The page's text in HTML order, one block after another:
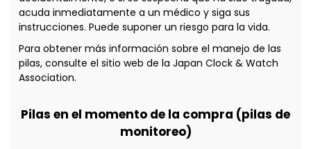
acuda inmediatamente a un médico y siga sus
instrucciones. Puede suponer un riesgo para la vida.
Para obtener más información sobre el manejo de las
pilas, consulte el sitio web de la Japan Clock & Watch
Association.
Pilas en el momento de la compra (pilas de
monitoreo)